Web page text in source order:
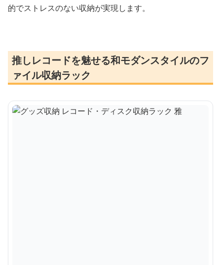
的でストレスのない収納が実現します。
推しレコードを魅せる和モダンスタイルのフ
ァイル収納ラック